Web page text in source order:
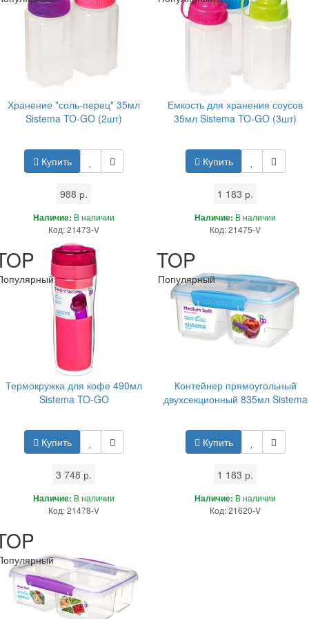
Хранение "соль-перец" 35мл
Sistema TO-GO (2шт)
Купить
988 р.
Наличие: В наличии
Код: 21473-V
Емкость для хранения соусов
35мл Sistema TO-GO (3шт)
Купить
1 183 р.
Наличие: В наличии
Код: 21475-V
Термокружка для кофе 490мл
Sistema TO-GO
Купить
3 748 р.
Наличие: В наличии
Код: 21478-V
TOP
Популярный
Контейнер прямоугольный
двухсекционный 835мл Sistema
Купить
1 183 р.
Наличие: В наличии
Код: 21620-V